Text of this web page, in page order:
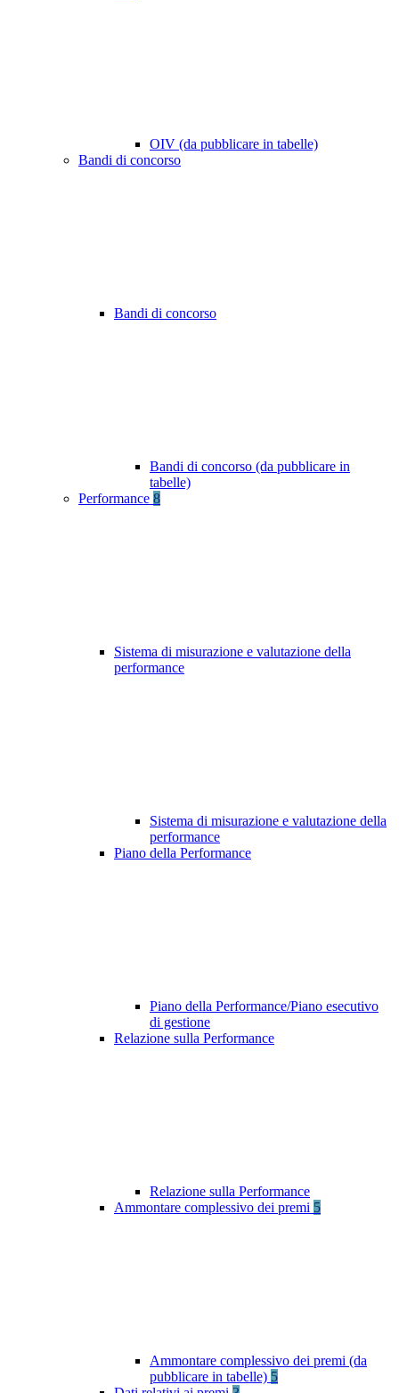
OIV (da pubblicare in tabelle)
Bandi di concorso
Bandi di concorso
Bandi di concorso (da pubblicare in
tabelle)
Performance 8
Sistema di misurazione e valutazione della
performance
Sistema di misurazione e valutazione della
performance
Piano della Performance
Piano della Performance/Piano esecutivo
di gestione
Relazione sulla Performance
Relazione sulla Performance
Ammontare complessivo dei premi 5
Ammontare complessivo dei premi (da
pubblicare in tabelle) 5